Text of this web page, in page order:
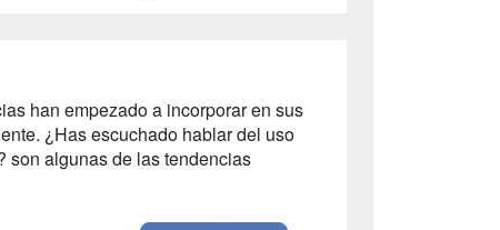
han empezado a incorporar en sus
¿Has escuchado hablar del uso
son algunas de las tendencias